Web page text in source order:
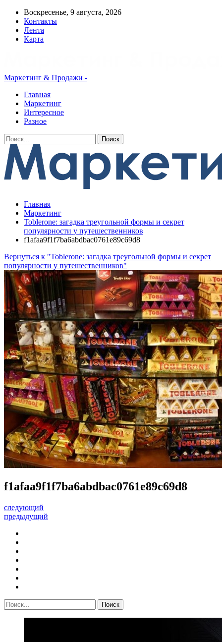
Воскресенье, 9 августа, 2026
Контакты
Лента
Карта
Маркетинг & Продажи -
Главная
Маркетинг
Интересное
Разное
Главная
Маркетинг
Toblerone: загадка треугольной формы и секрет
популярности у путешественников
f1afaa9f1f7ba6abdbac0761e89c69d8
Вернуться к "Toblerone: загадка треугольной формы и секрет
популярности у путешественников"
f1afaa9f1f7ba6abdbac0761e89c69d8
следующий
предыдущий